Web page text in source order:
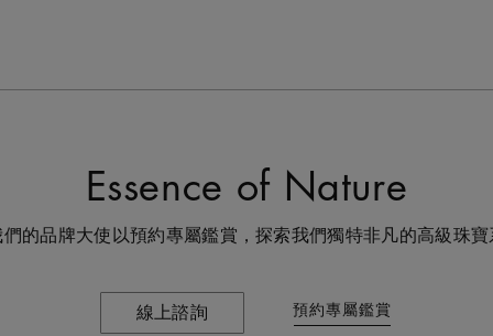
Essence of Nature
們的品牌大使以預約專屬鑑賞，探索我們獨特非凡的高級珠寶
線上諮詢 預約專屬鑑賞